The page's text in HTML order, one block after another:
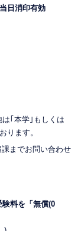
日消印有効
｢本学｣もしくは
ります。
までお問い合わせ
料を「無償(0